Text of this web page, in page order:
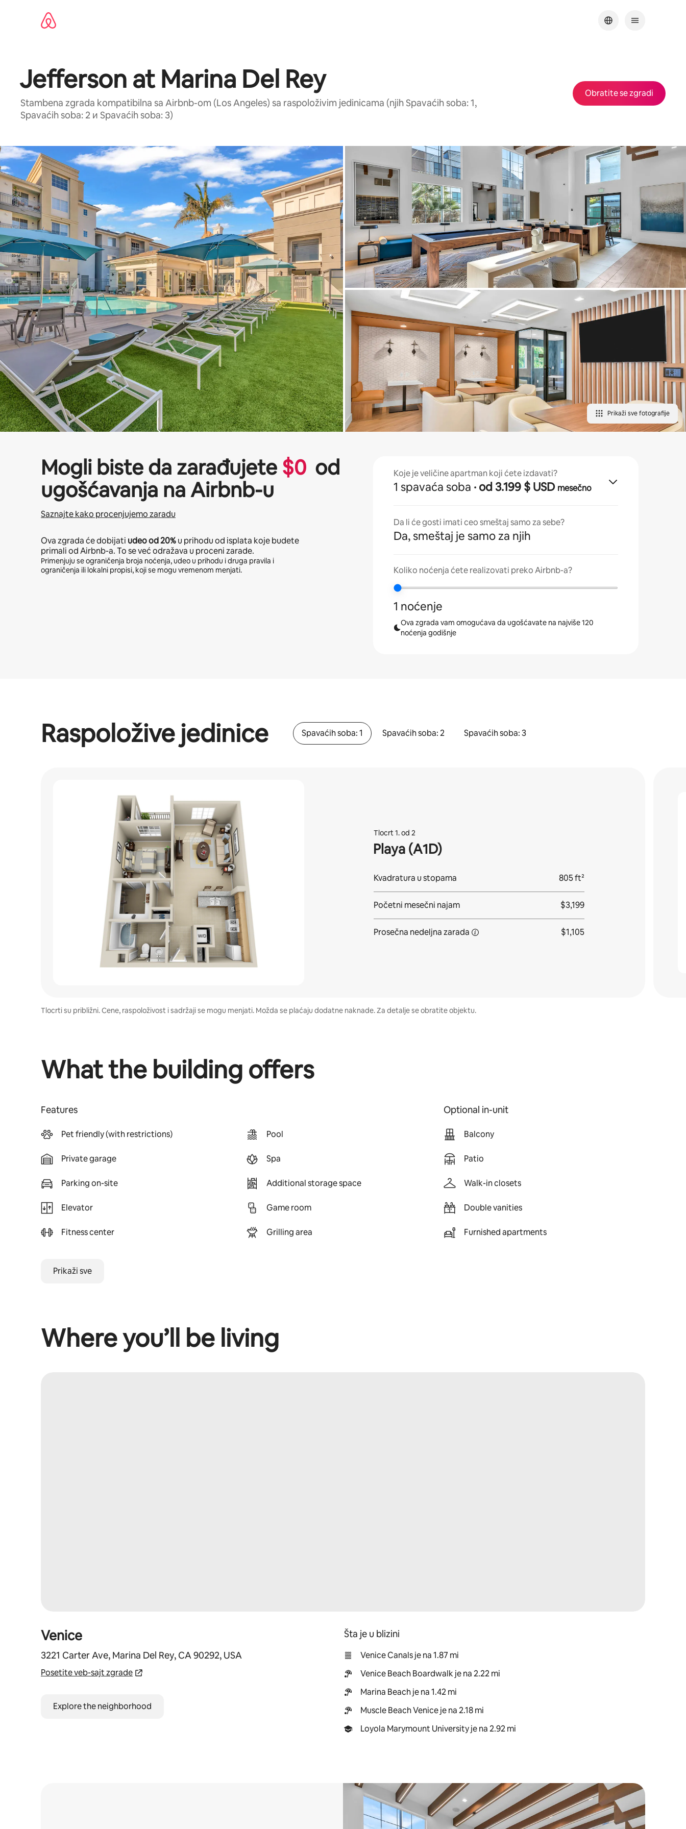
Jefferson at Marina Del Rey
Stambena zgrada kompatibilna sa Airbnb-om (Los Angeles) sa raspoloživim jedinicama (njih Spavaćih soba: 1,
Spavaćih soba: 2 и Spavaćih soba: 3)
Obratite se zgradi
Prikaži sve fotografije
Mogli biste da zarađujete $0 od
ugošćavanja na Airbnb-u
Saznajte kako procenjujemo zaradu
Ova zgrada će dobijati udeo od20%u prihodu od isplata koje budete
primali od Airbnb-a. To se već odražava u proceni zarade.
Primenjuju se ograničenja broja noćenja, udeo u prihodu i druga pravila i
ograničenja ili lokalni propisi, koji se mogu vremenom menjati.
Koje je veličine apartman koji ćete izdavati?
1 spavaća soba · od 3.199 $ USD mesečno
Da li će gosti imati ceo smeštaj samo za sebe?
Da, smeštaj je samo za njih
Koliko noćenja ćete realizovati preko Airbnb-a?
1 noćenje
Ova zgrada vam omogućava da ugošćavate na najviše 120
noćenja godišnje
Raspoložive jedinice Spavaćih soba: 1 Spavaćih soba: 2 Spavaćih soba: 3
Tlocrt 1. od 2
Playa (A1D)
Kvadratura u stopama 805 ft²
Početni mesečni najam $3,199
Prosečna nedeljna zarada $1,105
Tlocrti su približni. Cene, raspoloživost i sadržaji se mogu menjati. Možda se plaćaju dodatne naknade. Za detalje se obratite objektu.
What the building offers
Features
Pet friendly (with restrictions)
Private garage
Parking on-site
Elevator
Fitness center
Pool
Spa
Additional storage space
Game room
Grilling area
Optional in-unit
Balcony
Patio
Walk-in closets
Double vanities
Furnished apartments
Prikaži sve
Where you’ll be living
Venice
3221 Carter Ave, Marina Del Rey, CA 90292, USA
Posetite veb-sajt zgrade
Explore the neighborhood
Šta je u blizini
Venice Canals je na 1.87 mi
Venice Beach Boardwalk je na 2.22 mi
Marina Beach je na 1.42 mi
Muscle Beach Venice je na 2.18 mi
Loyola Marymount University je na 2.92 mi